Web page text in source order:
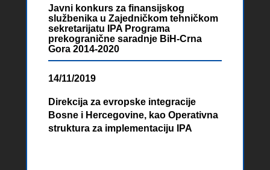
Javni konkurs za finansijskog
službenika u Zajedničkom tehničkom
sekretarijatu IPA Programa
prekogranične saradnje BiH-Crna
Gora 2014-2020
14/11/2019
Direkcija za evropske integracije
Bosne i Hercegovine, kao Operativna
struktura za implementaciju IPA